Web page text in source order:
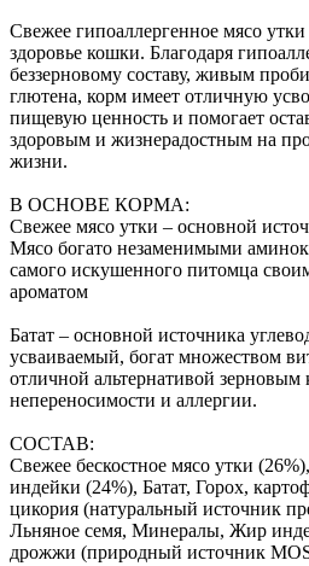
Свежее гипоаллергенное мясо
здоровье кошки. Благодаря
беззерновому составу, живым
глютена, корм имеет отличную
пищевую ценность и помогает
здоровым и жизнерадостным на
жизни.
В ОСНОВЕ КОРМА:
Свежее мясо утки – основной
Мясо богато незаменимыми
самого искушенного питомца
ароматом
Батат – основной источника
усваиваемый, богат множеством
отличной альтернативой
непереносимости и аллергии.
СОСТАВ:
Свежее бескостное мясо утки
индейки (24%), Батат, Горох,
цикория (натуральный источник
Льняное семя, Минералы, Жир
дрожжи (природный источник